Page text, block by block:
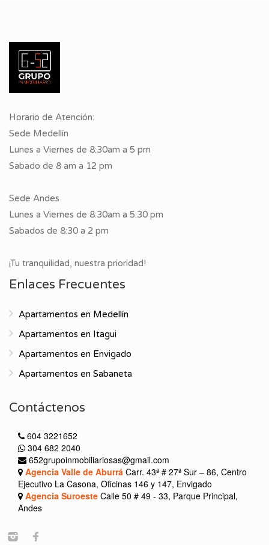
Horario de Atención:
Sede Medellín
Lunes a Viernes de 8:30am a 5 pm
Sabado de 8 am a 12 pm
Sede Andes
Lunes a Viernes de 8:30am a 5:30 pm
Sabados de 8:30 a 2 pm
¡Tu tranquilidad, nuestra prioridad!
Enlaces Frecuentes
Apartamentos en Medellín
Apartamentos en Itagui
Apartamentos en Envigado
Apartamentos en Sabaneta
Contáctenos
604 3221652
304 682 2040
652grupoinmobiliariosas@gmail.com
Agencia Valle de Aburrá Carr. 43ª # 27ª Sur – 86, Centro
Ejecutivo La Casona, Oficinas 146 y 147, Envigado
Agencia Suroeste Calle 50 # 49 - 33, Parque Principal,
Andes